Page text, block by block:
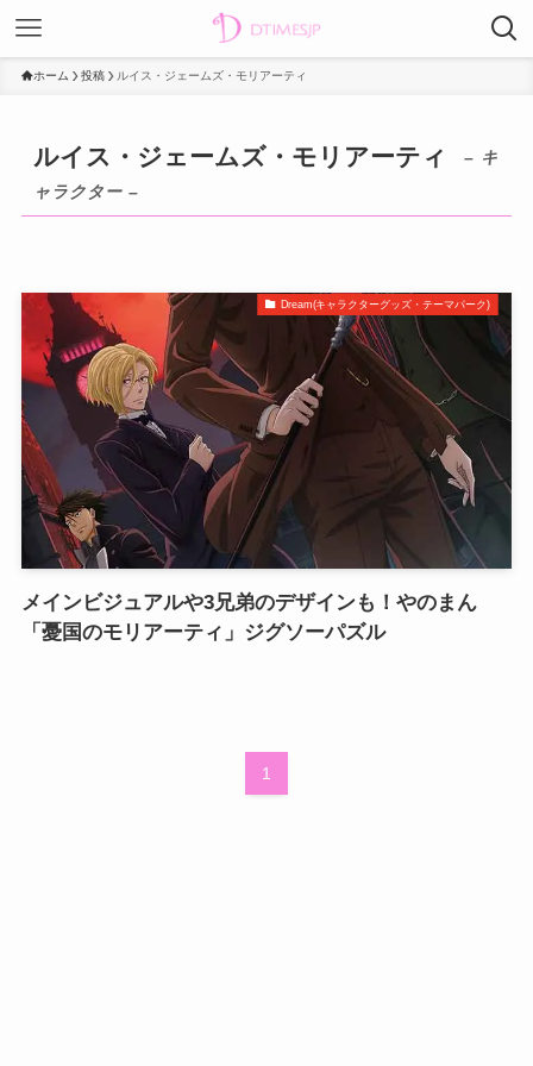
ホーム 投稿 ルイス・ジェームズ・モリアーティ
ルイス・ジェームズ・モリアーティ
– キ
ャラクター –
Dream(キャラクターグッズ・テーマパーク)
メインビジュアルや3兄弟のデザインも！やのまん
「憂国のモリアーティ」ジグソーパズル
1